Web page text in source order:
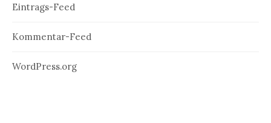
Eintrags-Feed
Kommentar-Feed
WordPress.org